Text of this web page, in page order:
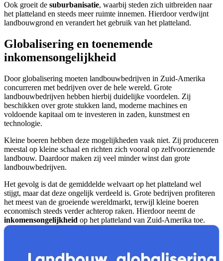
Ook groeit de suburbanisatie, waarbij steden zich uitbreiden naar
het platteland en steeds meer ruimte innemen. Hierdoor verdwijnt
landbouwgrond en verandert het gebruik van het platteland.
Globalisering en toenemende
inkomensongelijkheid
Door globalisering moeten landbouwbedrijven in Zuid-Amerika
concurreren met bedrijven over de hele wereld. Grote
landbouwbedrijven hebben hierbij duidelijke voordelen. Zij
beschikken over grote stukken land, moderne machines en
voldoende kapitaal om te investeren in zaden, kunstmest en
technologie.
Kleine boeren hebben deze mogelijkheden vaak niet. Zij produceren
meestal op kleine schaal en richten zich vooral op zelfvoorzienende
landbouw. Daardoor maken zij veel minder winst dan grote
landbouwbedrijven.
Het gevolg is dat de gemiddelde welvaart op het platteland wel
stijgt, maar dat deze ongelijk verdeeld is. Grote bedrijven profiteren
het meest van de groeiende wereldmarkt, terwijl kleine boeren
economisch steeds verder achterop raken. Hierdoor neemt de
inkomensongelijkheid op het platteland van Zuid-Amerika toe.